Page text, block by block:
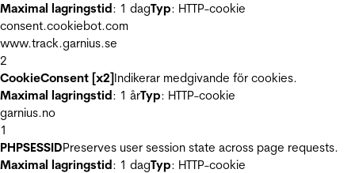
Maximal lagringstid: 1 dagTyp: HTTP-cookie
consent.cookiebot.com
www.track.garnius.se
2
CookieConsent [x2]Indikerar medgivande för cookies.
Maximal lagringstid: 1 årTyp: HTTP-cookie
garnius.no
1
PHPSESSIDPreserves user session state across page requests.
Maximal lagringstid: 1 dagTyp: HTTP-cookie